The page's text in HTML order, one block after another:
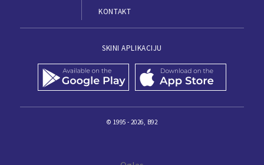
KONTAKT
SKINI APLIKACIJU
© 1995 - 2026, B92